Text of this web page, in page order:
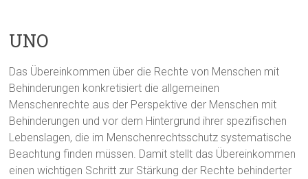
UNO
Das Übereinkommen über die Rechte von Menschen mit
Behinderungen konkretisiert die allgemeinen
Menschenrechte aus der Perspektive der Menschen mit
Behinderungen und vor dem Hintergrund ihrer spezifischen
Lebenslagen, die im Menschenrechtsschutz systematische
Beachtung finden müssen. Damit stellt das Übereinkommen
einen wichtigen Schritt zur Stärkung der Rechte behinderter